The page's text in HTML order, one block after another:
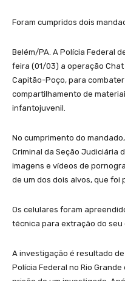
Foram cumpridos dois
Belém/PA. A Polícia Federal
feira (01/03) a operação
Capitão-Poço, para
compartilhamento de
infantojuvenil.
No cumprimento do
Criminal da Seção Judiciária
imagens e vídeos de
de um dos dois alvos, que foi
Os celulares foram
técnica para extração do seu
A investigação é resultado
Polícia Federal no Rio